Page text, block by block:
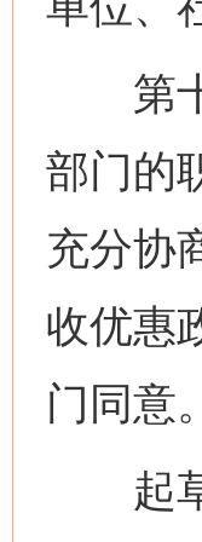
第十
部门的
充分协
收优惠
门同意。
起草